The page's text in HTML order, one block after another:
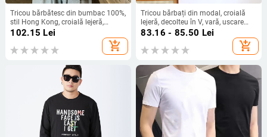
Tricou bărbătesc din bumbac 100%,
stil Hong Kong, croială lejeră,
imprimeu cu desene animate,
102.15 Lei
add_shopping_cart
Tricou bărbați din modal, croială
lejeră, decolteu în V, vară, uscare
rapidă
83.16 - 85.50 Lei
add_shopping_cart